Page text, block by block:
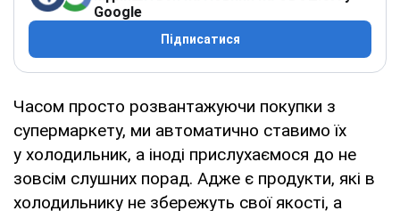
Google
Підписатися
Часом просто розвантажуючи покупки з
супермаркету, ми автоматично ставимо їх
у холодильник, а іноді прислухаємося до не
зовсім слушних порад. Адже є продукти, які в
холодильнику не збережуть свої якості, а